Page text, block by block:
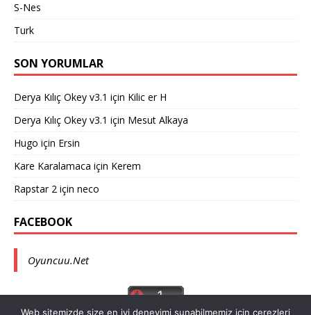
S-Nes
Turk
SON YORUMLAR
Derya Kılıç Okey v3.1 için Kilic er H
Derya Kılıç Okey v3.1 için Mesut Alkaya
Hugo için Ersin
Kare Karalamaca için Kerem
Rapstar 2 için neco
FACEBOOK
Oyuncuu.Net
Web sitemizde size en iyi deneyimi sunabilmemiz için çerezleri